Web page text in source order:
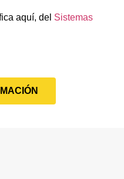
aquí, del Sistemas